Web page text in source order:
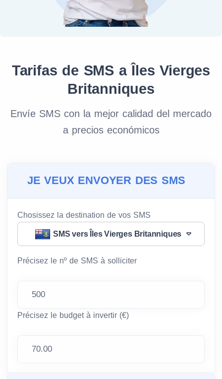
Tarifas de SMS a Îles Vierges
Britanniques
Envíe SMS con la mejor calidad del mercado
a precios económicos
JE VEUX ENVOYER DES SMS
Chosissez la destination de vos SMS
SMS vers Îles Vierges Britanniques
Précisez le nº de SMS à solliciter
Précisez le budget à invertir (€)